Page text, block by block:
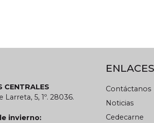
CENTRALES
Larreta, 5, 1º. 28036.
invierno:
Contáctanos
Noticias
Cedecarne